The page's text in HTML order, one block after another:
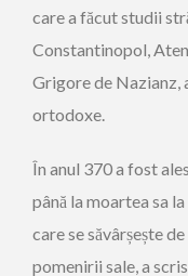
care a făcut studii
Constantinopol,
Grigore de Nazianz,
ortodoxe.
În anul 370 a fost
până la moartea sa
care se săvârșește
pomenirii sale, a